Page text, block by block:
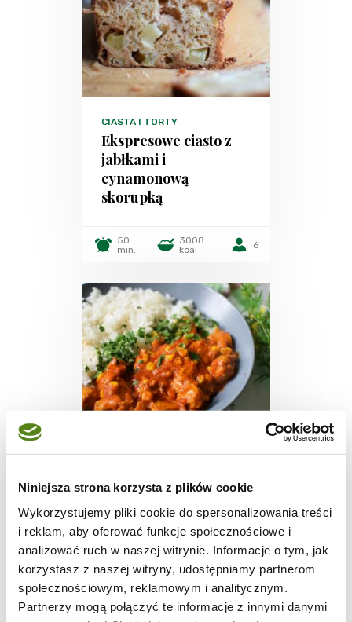
Niniejsza strona korzysta z plików cookie
Wykorzystujemy pliki cookie do spersonalizowania treści
i reklam, aby oferować funkcje społecznościowe i
analizować ruch w naszej witrynie. Informacje o tym, jak
korzystasz z naszej witryny, udostępniamy partnerom
społecznościowym, reklamowym i analitycznym.
Partnerzy mogą połączyć te informacje z innymi danymi
CIASTA I TORTY
Ekspresowe ciasto z
jabłkami i
cynamonową
skorupką
50
min.
3008
kcal
6
MIĘSA
Curry z kurczakiem i
pomidorami
godz.
2123
kcal